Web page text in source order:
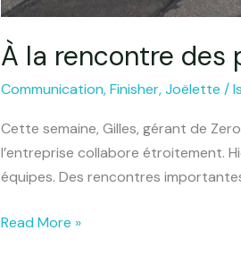
À la rencontre des
Communication,Finisher,Joëlette /
Cette semaine, Gilles, gérant de
l’entreprise collabore étroitement.
équipes. Des rencontres
Read More »